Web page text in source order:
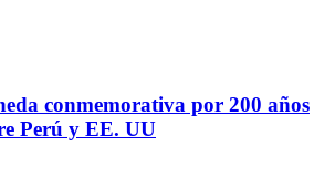
conmemorativa por 200 años
Perú y EE. UU